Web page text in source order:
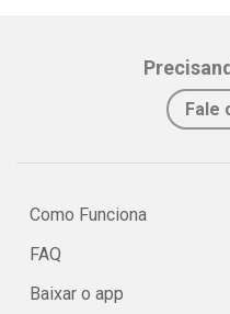
Fale
Como Funciona
FAQ
Baixar o app